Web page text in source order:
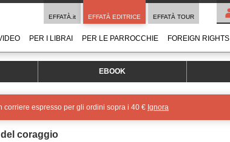
EFFATÀ.it EFFATÀ EDITRICE EFFATÀ TOUR
PER I LIBRAI PER LE PARROCCHIE FOREIGN RIGHTS
EBOOK
corriere espresso per gli ordini sopra i 40 € Ignora
coraggio